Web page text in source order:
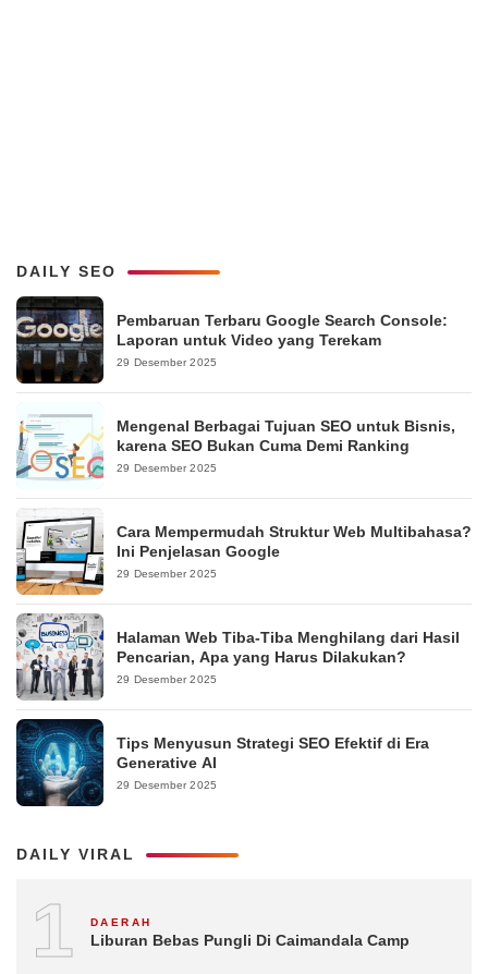
DAILY SEO
Pembaruan Terbaru Google Search Console:
Laporan untuk Video yang Terekam
29 Desember 2025
Mengenal Berbagai Tujuan SEO untuk Bisnis,
karena SEO Bukan Cuma Demi Ranking
29 Desember 2025
Cara Mempermudah Struktur Web Multibahasa?
Ini Penjelasan Google
29 Desember 2025
Halaman Web Tiba-Tiba Menghilang dari Hasil
Pencarian, Apa yang Harus Dilakukan?
29 Desember 2025
Tips Menyusun Strategi SEO Efektif di Era
Generative AI
29 Desember 2025
DAILY VIRAL
1 DAERAH
Liburan Bebas Pungli Di Caimandala Camp